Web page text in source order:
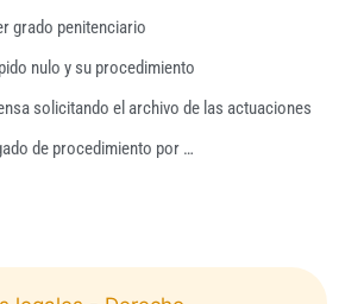
grado penitenciario
nulo y su procedimiento
solicitando el archivo de las actuaciones
de procedimiento por …